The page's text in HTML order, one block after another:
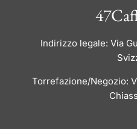
Indirizzo legale: Via
Torrefazione/Negozio: